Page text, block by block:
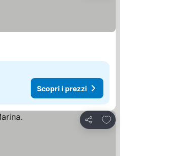
Scopri i prezzi
Condividi
Aggiungi ai preferiti